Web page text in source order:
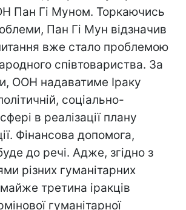
Пан Гі Муном. Торкаючись
Пан Гі Мун відзначив
вже стало проблемою
співтовариства. За
ООН надаватиме Іраку
соціально-
в реалізації плану
Фінансова допомога,
до речі. Адже, згідно з
різних гуманітарних
майже третина іракців
гуманітарної